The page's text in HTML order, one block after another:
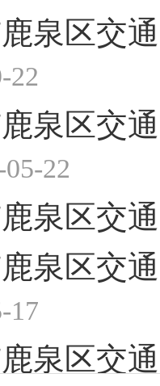
泉区交
22
泉区交
22
泉区交
泉区交
17
泉区交